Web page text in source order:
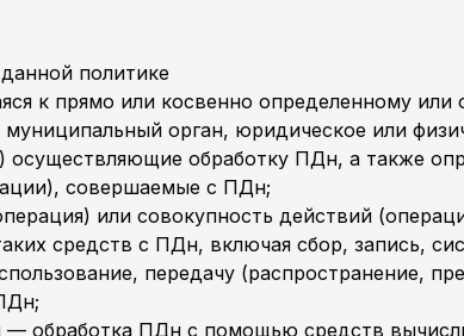
политике
к прямо или косвенно определенному или
орган, юридическое или
осуществляющие обработку ПДн, а также
совершаемые с ПДн;
или совокупность действий
средств с ПДн, включая сбор, запись,
передачу (распространение,
обработка ПДн с помощью средств